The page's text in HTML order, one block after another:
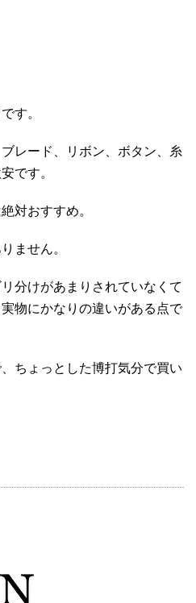
す。
レード、リボン、ボタン、糸
です。
対おすすめ。
ません。
分けがあまりされていなくて
物にかなりの違いがある点で
ちょっとした博打気分で買い